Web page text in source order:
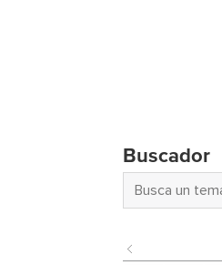
Buscador